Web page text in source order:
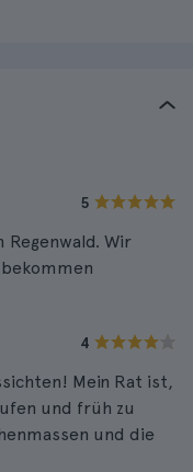
5
Regenwald. Wir
4
Mein Rat ist,
und früh zu
und die